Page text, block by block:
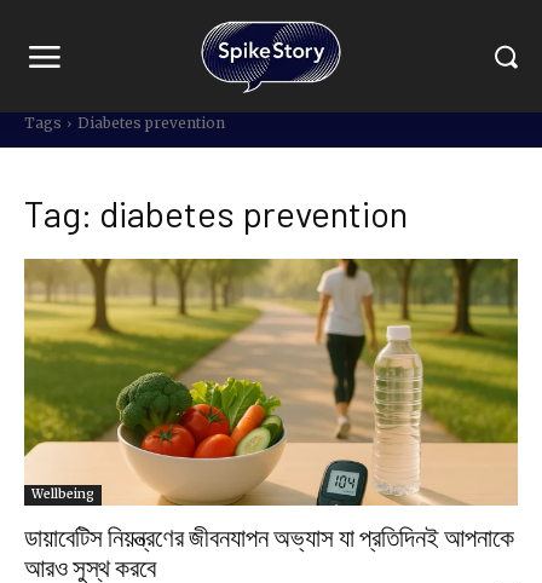
Tags Diabetes prevention
Tag: diabetes prevention
Wellbeing
ডায়াবেটিস নিয়ন্ত্রণের জীবনযাপন অভ্যাস যা প্রতিদিনই আপনাকে
আরও সুস্থ করবে